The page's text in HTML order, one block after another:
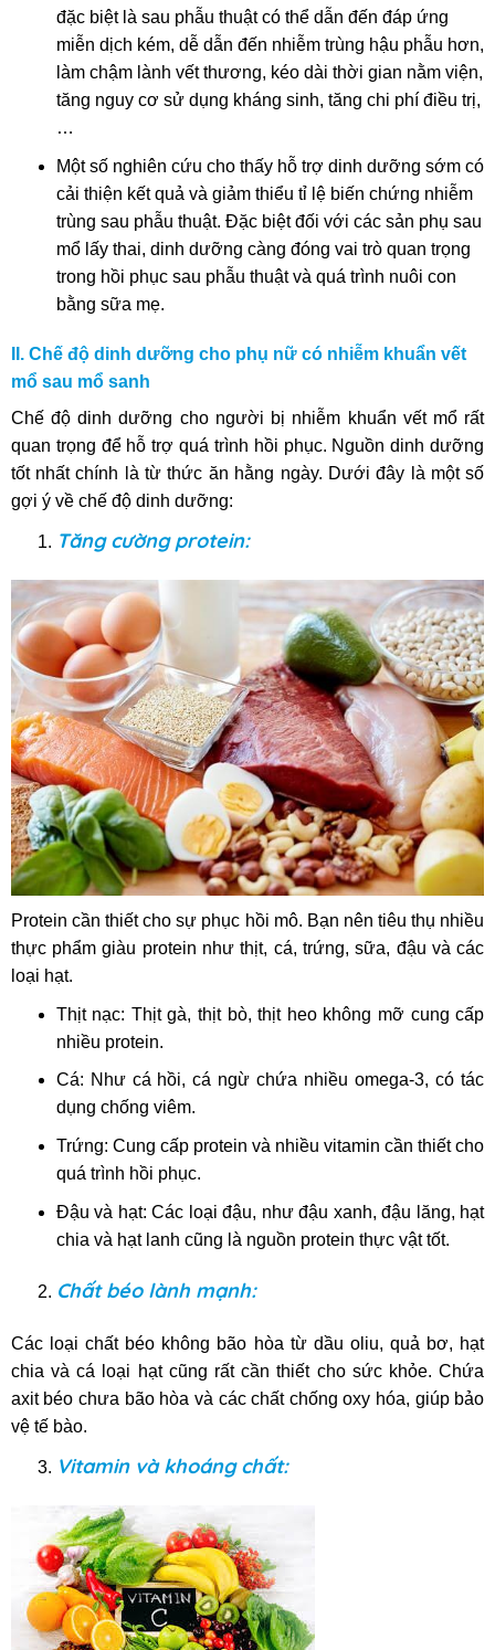
đặc biệt là sau phẫu thuật có thể dẫn đến đáp ứng
miễn dịch kém, dễ dẫn đến nhiễm trùng hậu phẫu hơn,
làm chậm lành vết thương, kéo dài thời gian nằm viện,
tăng nguy cơ sử dụng kháng sinh, tăng chi phí điều trị,
…
Một số nghiên cứu cho thấy hỗ trợ dinh dưỡng sớm có
cải thiện kết quả và giảm thiểu tỉ lệ biến chứng nhiễm
trùng sau phẫu thuật. Đặc biệt đối với các sản phụ sau
mổ lấy thai, dinh dưỡng càng đóng vai trò quan trọng
trong hồi phục sau phẫu thuật và quá trình nuôi con
bằng sữa mẹ.
II. Chế độ dinh dưỡng cho phụ nữ có nhiễm khuẩn vết
mổ sau mổ sanh
Chế độ dinh dưỡng cho người bị nhiễm khuẩn vết mổ rất
quan trọng để hỗ trợ quá trình hồi phục. Nguồn dinh dưỡng
tốt nhất chính là từ thức ăn hằng ngày. Dưới đây là một số
gợi ý về chế độ dinh dưỡng:
Tăng cường protein:
Protein cần thiết cho sự phục hồi mô. Bạn nên tiêu thụ nhiều
thực phẩm giàu protein như thịt, cá, trứng, sữa, đậu và các
loại hạt.
Thịt nạc: Thịt gà, thịt bò, thịt heo không mỡ cung cấp
nhiều protein.
Cá: Như cá hồi, cá ngừ chứa nhiều omega-3, có tác
dụng chống viêm.
Trứng: Cung cấp protein và nhiều vitamin cần thiết cho
quá trình hồi phục.
Đậu và hạt: Các loại đậu, như đậu xanh, đậu lăng, hạt
chia và hạt lanh cũng là nguồn protein thực vật tốt.
Chất béo lành mạnh:
Các loại chất béo không bão hòa từ dầu oliu, quả bơ, hạt
chia và cá loại hạt cũng rất cần thiết cho sức khỏe. Chứa
axit béo chưa bão hòa và các chất chống oxy hóa, giúp bảo
vệ tế bào.
Vitamin và khoáng chất: